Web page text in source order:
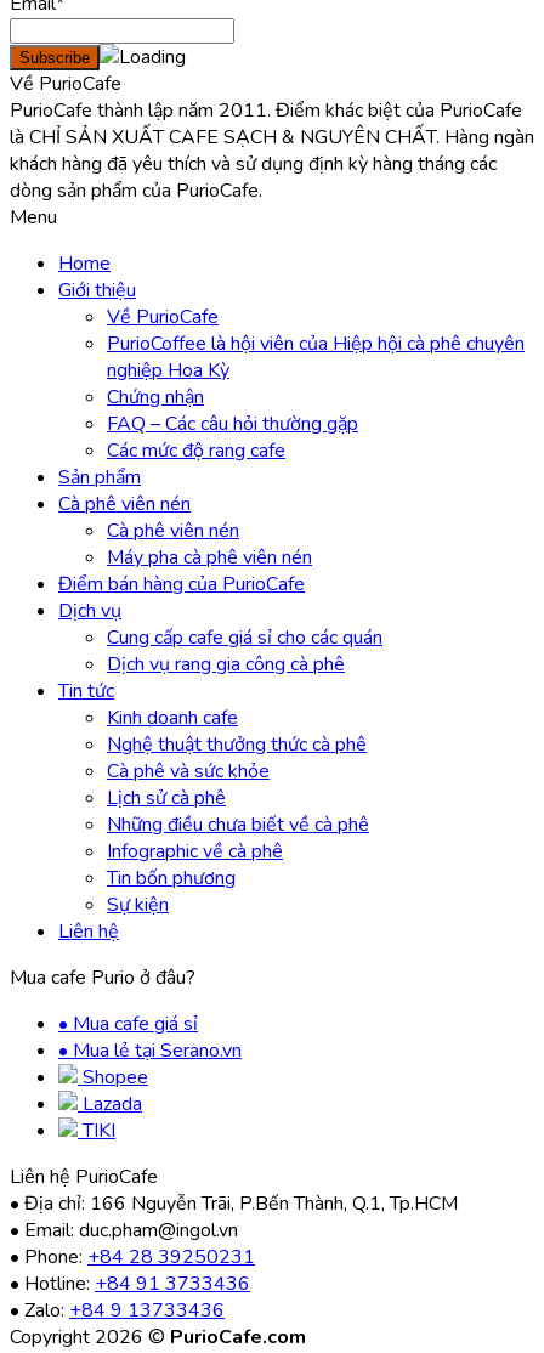
Về PurioCafe
PurioCafe thành lập năm 2011. Điểm khác biệt của PurioCafe
là CHỈ SẢN XUẤT CAFE SẠCH & NGUYÊN CHẤT. Hàng ngàn
khách hàng đã yêu thích và sử dụng định kỳ hàng tháng các
dòng sản phẩm của PurioCafe.
Menu
Home
Giới thiệu
Về PurioCafe
PurioCoffee là hội viên của Hiệp hội cà phê chuyên
nghiệp Hoa Kỳ
Chứng nhận
FAQ – Các câu hỏi thường gặp
Các mức độ rang cafe
Sản phẩm
Cà phê viên nén
Cà phê viên nén
Máy pha cà phê viên nén
Điểm bán hàng của PurioCafe
Dịch vụ
Cung cấp cafe giá sỉ cho các quán
Dịch vụ rang gia công cà phê
Tin tức
Kinh doanh cafe
Nghệ thuật thưởng thức cà phê
Cà phê và sức khỏe
Lịch sử cà phê
Những điều chưa biết về cà phê
Infographic về cà phê
Tin bốn phương
Sự kiện
Liên hệ
Mua cafe Purio ở đâu?
• Mua cafe giá sỉ
• Mua lẻ tại Serano.vn
Shopee
Lazada
TIKI
Liên hệ PurioCafe
• Địa chỉ: 166 Nguyễn Trãi, P.Bến Thành, Q.1, Tp.HCM
• Email: duc.pham@ingol.vn
• Phone: +84 28 39250231
• Hotline: +84 91 3733436
• Zalo: +84 9 13733436
Copyright 2026 © PurioCafe.com